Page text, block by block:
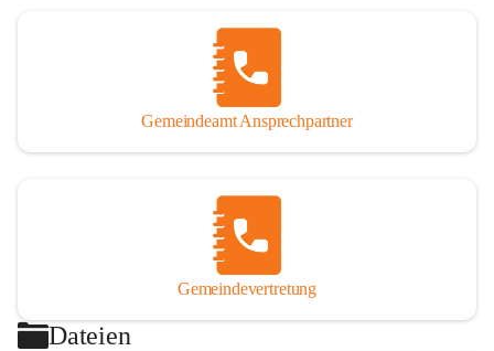
Gemeindeamt Ansprechpartner
Gemeindevertretung
Dateien